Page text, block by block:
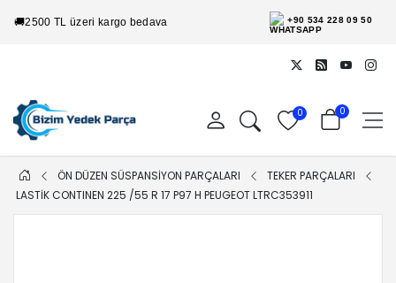
🚚2500 TL üzeri kargo bedava +90 534 228 09 50
0 0
ÖN DÜZEN SÜSPANSİYON PARÇALARI
TEKER PARÇALARI
LASTIK CONTINEN 225 /55 R 17 P97 H PEUGEOT LTRC353911